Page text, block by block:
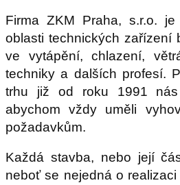
Firma ZKM Praha, s.r.o.
oblasti technických zařízení
ve vytápění, chlazení,
techniky a dalších profesí.
trhu již od roku 1991
abychom vždy uměli
požadavkům.
Každá stavba, nebo její
neboť se nejedná o